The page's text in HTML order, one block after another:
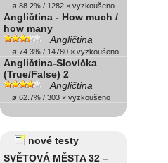
ø 88.2% / 1282 × vyzkoušeno
Angličtina - How much /
how many
Angličtina
ø 74.3% / 14780 × vyzkoušeno
Angličtina-Slovíčka
(True/False) 2
Angličtina
ø 62.7% / 303 × vyzkoušeno
nové testy
SVĚTOVÁ MĚSTA 32 –